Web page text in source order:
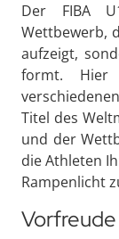
Der FIBA
Wettbewerb,
aufzeigt,
formt. Hier
Titel des
und der
die Athleten
Rampenlicht